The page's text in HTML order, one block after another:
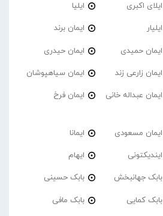
ایلای اکبری ایلیا
ایلیار ایمان برند
ایمان حمیدی ایمان حیدری
ایمان زارعی زند ایمان سیاهپوشان
ایمان عبداله خانی ایمان فرخ
ایمان مسعودی ایمانا
ایندیکتونی ایهام
بابک جهانبخش بابک حسینی
بابک کمایی بابک مافی